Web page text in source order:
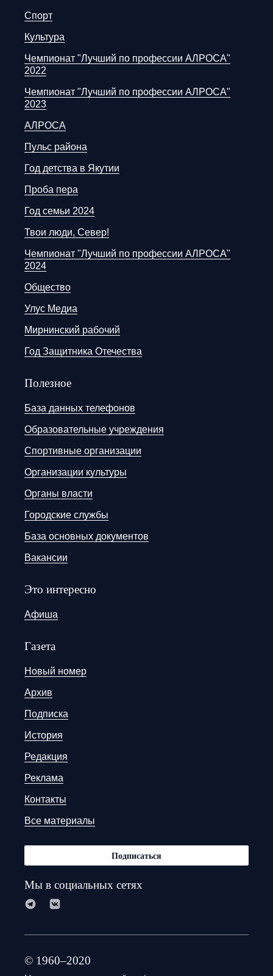
Спорт
Культура
Чемпионат "Лучший по профессии АЛРОСА"
2022
Чемпионат "Лучший по профессии АЛРОСА"
2023
АЛРОСА
Пульс района
Год детства в Якутии
Проба пера
Год семьи 2024
Твои люди, Север!
Чемпионат "Лучший по профессии АЛРОСА"
2024
Общество
Улус Медиа
Мирнинский рабочий
Год Защитника Отечества
Полезное
База данных телефонов
Образовательные учреждения
Спортивные организации
Организации культуры
Органы власти
Городские службы
База основных документов
Вакансии
Это интересно
Афиша
Газета
Новый номер
Архив
Подписка
История
Редакция
Реклама
Контакты
Все материалы
Подписаться
Мы в социальных сетях
© 1960–2020